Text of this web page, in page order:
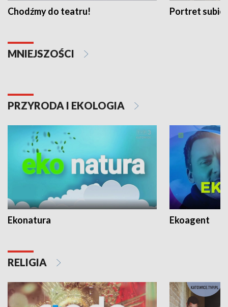
Chodźmy do teatru! Portret
MNIEJSZOŚCI
PRZYRODA I EKOLOGIA
Ekonatura Ekoagent
RELIGIA